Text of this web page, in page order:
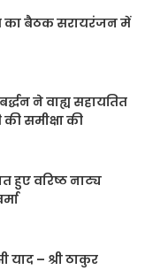
का बैठक सरायरंजन में
ने वाह्य सहायतित
समीक्षा की
हुए वरिष्ठ नाट्य
– श्री ठाकुर